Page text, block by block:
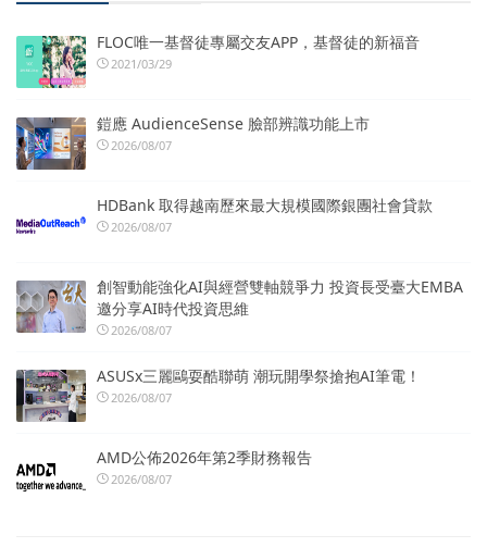
FLOC唯一基督徒專屬交友APP，基督徒的新福音
2021/03/29
鎧應 AudienceSense 臉部辨識功能上市
2026/08/07
HDBank 取得越南歷來最大規模國際銀團社會貸款
2026/08/07
創智動能強化AI與經營雙軸競爭力 投資長受臺大EMBA
邀分享AI時代投資思維
2026/08/07
ASUSx三麗鷗耍酷聯萌 潮玩開學祭搶抱AI筆電！
2026/08/07
AMD公佈2026年第2季財務報告
2026/08/07